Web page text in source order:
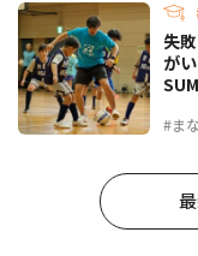
#ま
失
が